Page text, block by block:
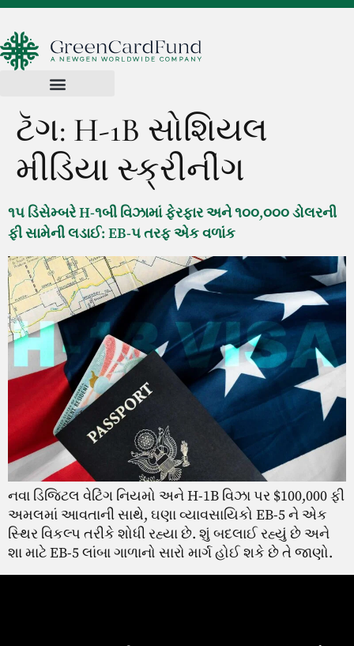
ટૅગ: H-1B સોશિયલ
મીડિયા સ્ક્રીનીંગ
૧૫ ડિસેમ્બરે H-૧બી વિઝામાં ફેરફાર અને ૧૦૦,૦૦૦ ડોલરની
ફી સામેની લડાઈ: EB-૫ તરફ એક વળાંક
નવા ડિજિટલ વેટિંગ નિયમો અને H-1B વિઝા પર $100,000 ફી
અમલમાં આવતાની સાથે, ઘણા વ્યાવસાયિકો EB-5 ને એક
સ્થિર વિકલ્પ તરીકે શોધી રહ્યા છે. શું બદલાઈ રહ્યું છે અને
શા માટે EB-5 લાંબા ગાળાનો સારો માર્ગ હોઈ શકે છે તે જાણો.